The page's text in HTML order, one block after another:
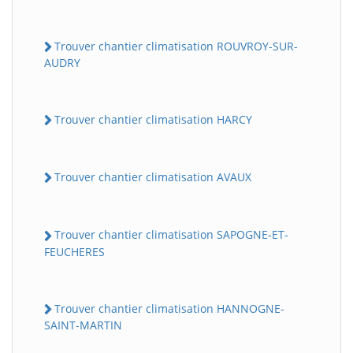
Trouver chantier climatisation ROUVROY-SUR-
AUDRY
Trouver chantier climatisation HARCY
Trouver chantier climatisation AVAUX
Trouver chantier climatisation SAPOGNE-ET-
FEUCHERES
Trouver chantier climatisation HANNOGNE-
SAINT-MARTIN